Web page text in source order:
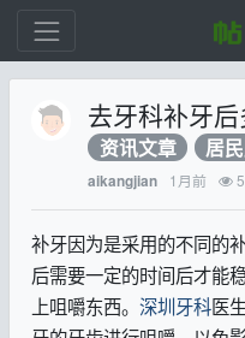
去牙科补牙
资讯文章 居
aikangjian 1月前
补牙因为是采用的不同的
后需要一定的时间后才能
上咀嚼东西。 深圳牙科医